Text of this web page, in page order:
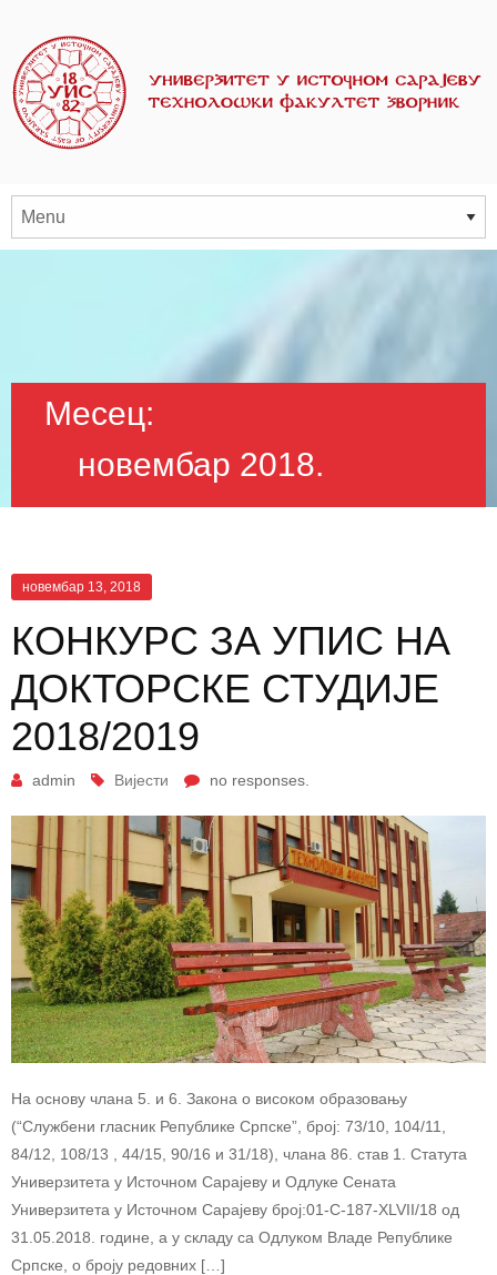
Месец:
новембар 2018.
новембар 13, 2018
КОНКУРС ЗА УПИС НА
ДОКТОРСКЕ СТУДИЈЕ
2018/2019
admin Вијести no responses.
На основу члана 5. и 6. Закона о високом образовању
(“Службени гласник Републике Српске”, број: 73/10, 104/11,
84/12, 108/13 , 44/15, 90/16 и 31/18), члана 86. став 1. Статута
Универзитета у Источном Сарајеву и Одлуке Сената
Универзитета у Источном Сарајеву број:01-С-187-XLVII/18 од
31.05.2018. године, а у складу са Одлуком Владе Републике
Српске, о броју редовних […]